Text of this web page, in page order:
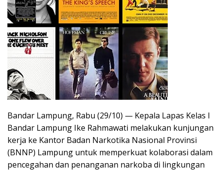
Bandar Lampung, Rabu (29/10) — Kepala Lapas Kelas I
Bandar Lampung Ike Rahmawati melakukan kunjungan
kerja ke Kantor Badan Narkotika Nasional Provinsi
(BNNP) Lampung untuk memperkuat kolaborasi dalam
pencegahan dan penanganan narkoba di lingkungan